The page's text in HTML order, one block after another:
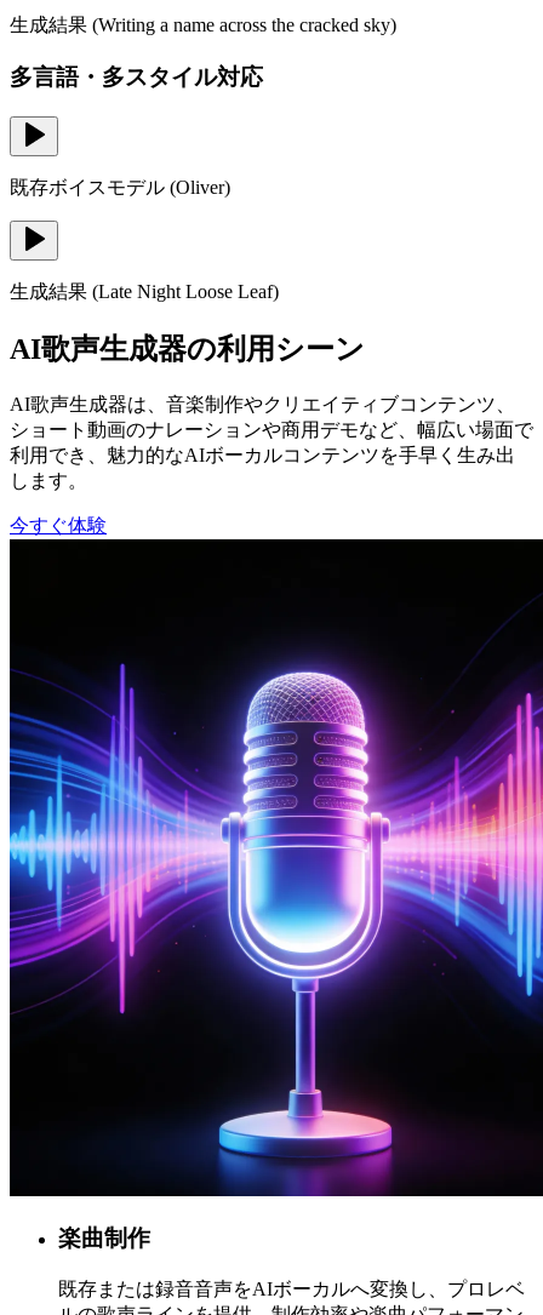
生成結果 (Writing a name across the cracked sky)
多言語・多スタイル対応
既存ボイスモデル (Oliver)
生成結果 (Late Night Loose Leaf)
AI歌声生成器の利用シーン
AI歌声生成器は、音楽制作やクリエイティブコンテンツ、
ショート動画のナレーションや商用デモなど、幅広い場面で
利用でき、魅力的なAIボーカルコンテンツを手早く生み出
します。
今すぐ体験
楽曲制作
既存または録音音声をAIボーカルへ変換し、プロレベ